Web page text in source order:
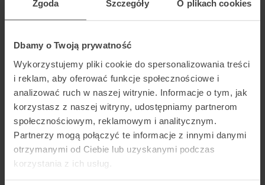
Zgoda Szczegóły O plikach cookies
Dbamy o Twoją prywatność
Wykorzystujemy pliki cookie do spersonalizowania treści
i reklam, aby oferować funkcje społecznościowe i
analizować ruch w naszej witrynie. Informacje o tym, jak
korzystasz z naszej witryny, udostępniamy partnerom
społecznościowym, reklamowym i analitycznym.
Partnerzy mogą połączyć te informacje z innymi danymi
otrzymanymi od Ciebie lub uzyskanymi podczas
korzystania z ich usług.
Wybierz kuriera
Szukaj punktu
Artykuły na blogu powiązane z GLS